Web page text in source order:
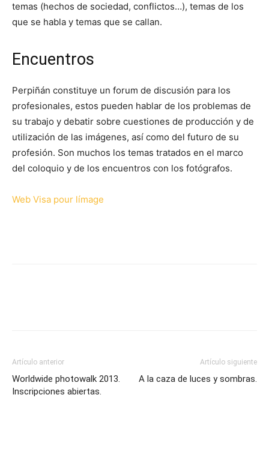
temas (hechos de sociedad, conflictos…), temas de los
que se habla y temas que se callan.
Encuentros
Perpiñán constituye un forum de discusión para los
profesionales, estos pueden hablar de los problemas de
su trabajo y debatir sobre cuestiones de producción y de
utilización de las imágenes, así como del futuro de su
profesión. Son muchos los temas tratados en el marco
del coloquio y de los encuentros con los fotógrafos.
Web Visa pour límage
Artículo anterior
Worldwide photowalk 2013.
Inscripciones abiertas.
Artículo siguiente
A la caza de luces y sombras.